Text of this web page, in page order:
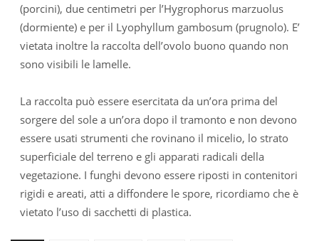
(porcini), due centimetri per l’Hygrophorus marzuolus
(dormiente) e per il Lyophyllum gambosum (prugnolo). E’
vietata inoltre la raccolta dell’ovolo buono quando non
sono visibili le lamelle.
La raccolta può essere esercitata da un’ora prima del
sorgere del sole a un’ora dopo il tramonto e non devono
essere usati strumenti che rovinano il micelio, lo strato
superficiale del terreno e gli apparati radicali della
vegetazione. I funghi devono essere riposti in contenitori
rigidi e areati, atti a diffondere le spore, ricordiamo che è
vietato l’uso di sacchetti di plastica.